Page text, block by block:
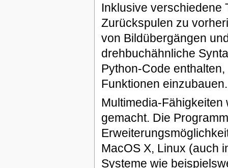
Inklusive verschiedene
Zurückspulen zu
von Bildübergängen
drehbuchähnliche
Python-Code
Funktionen einzubauen.
Multimedia-
gemacht. Die
MacOS X, Linux (auch
Systeme wie